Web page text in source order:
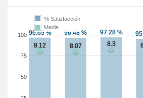
50
75
100
% Satisfacción
Media